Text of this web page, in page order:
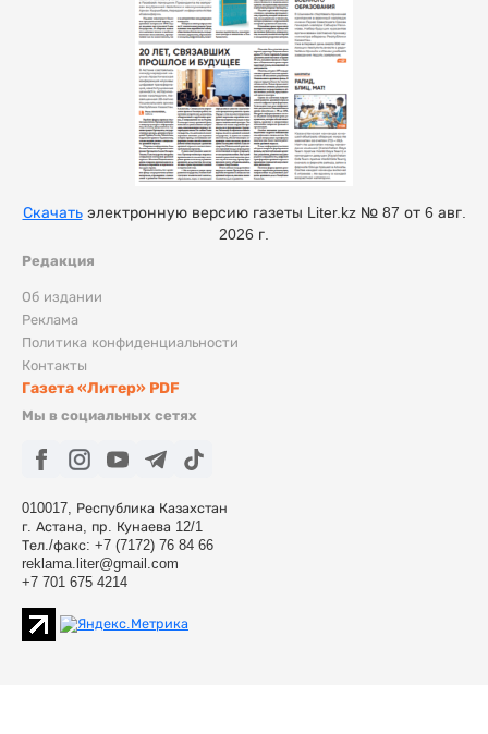
Редакция
Об издании
Реклама
Политика конфиденциальности
Контакты
Газета «Литер» PDF
Мы в социальных сетях
010017, Республика Казахстан
г. Астана, пр. Кунаева 12/1
Тел./факс: +7 (7172) 76 84 66
reklama.liter@gmail.com
+7 701 675 4214
Скачатьэлектронную версию газеты Liter.kz № 87 от 6 авг.
2026 г.